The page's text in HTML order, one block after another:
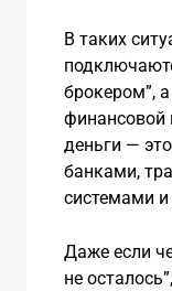
В таких
брокером”,
финансовой
деньги —
банками,
системами
Даже если
не